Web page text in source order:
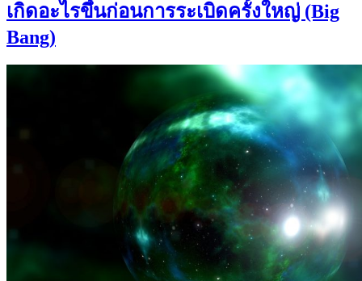
เกิดอะไรขึ้นก่อนการระเบิดครั้งใหญ่ (Big
Bang)